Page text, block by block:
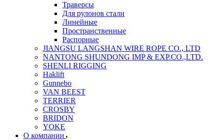
Траверсы
Для рулонов стали
Линейные
Пространственные
Распорные
JIANGSU LANGSHAN WIRE ROPE CO., LTD
NANTONG SHUNDONG IMP & EXP.CO.,LTD.
SHENLI RIGGING
Haklift
Gunnebo
VAN BEEST
TERRIER
CROSBY
BRIDON
YOKE
О компании